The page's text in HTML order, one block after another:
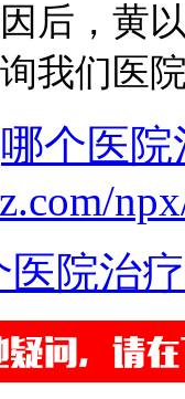
后，黄
我们医
哪个医
医院治